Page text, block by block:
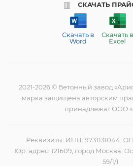
СКАЧАТЬ
Скачать в
Word
Скачать в
Excel
2021-2026 © Бетонный завод
марка защищена авторским
принадлежат ООО
Реквизиты: ИНН: 9731131044,
Юр. адрес: 121609, город Москва,
59/1/1